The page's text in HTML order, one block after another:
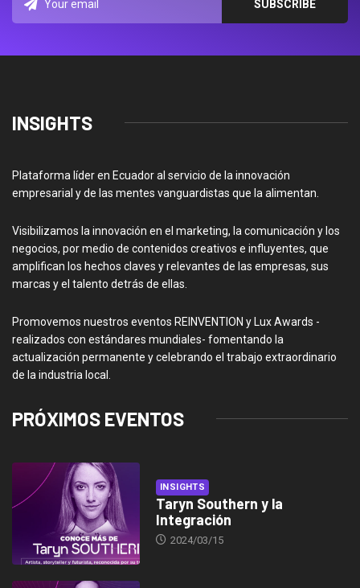
INSIGHTS
Plataforma líder en Ecuador al servicio de la innovación
empresarial y de las mentes vanguardistas que la alimentan.
Visibilizamos la innovación en el marketing, la comunicación y los
negocios, por medio de contenidos creativos e influyentes, que
amplifican los hechos claves y relevantes de las empresas, sus
marcas y el talento detrás de ellas.
Promovemos nuestros eventos REINVENTION y Lux Awards -
realizados con estándares mundiales- fomentando la
actualización permanente y celebrando el trabajo extraordinario
de la industria local.
PRÓXIMOS EVENTOS
INSIGHTS
Taryn Southern y la
Integración
2024/03/15